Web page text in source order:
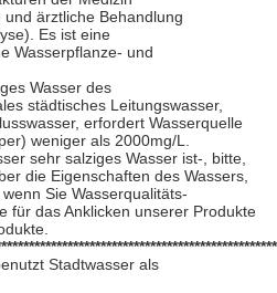
ärztliche Behandlung
Es ist eine
Wasserpflanze- und
Wasser des
städtisches Leitungswasser,
erfordert Wasserquelle
weniger als 2000mg/L.
sehr salziges Wasser ist-, bitte,
die Eigenschaften des Wassers,
Sie Wasserqualitäts-
für das Anklicken unserer Produkte
Stadtwasser als